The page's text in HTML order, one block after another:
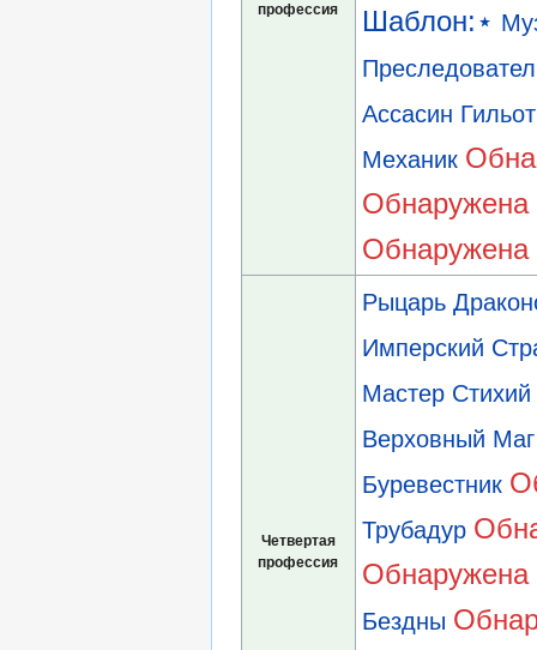
профессия
Шаблон:⋆
Ассасин
Механик
Четвертая
профессия
Рыцарь
Имперский
Мастер Стихий
Верховный Маг
Буревестник
Трубадур
Бездны